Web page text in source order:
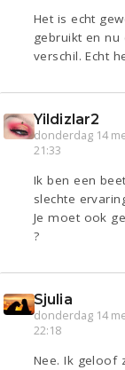
Het is echt
gebruikt en nu
verschil. Echt
Yildizlar2
donderdag 14
21:33
Ik ben een
slechte
Je moet ook
?
Sjulia
donderdag 14
22:18
Nee. Ik geloof